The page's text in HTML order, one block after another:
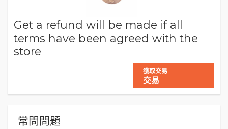
Get a refund will be made if all
terms have been agreed with the
store
獲取交易
交易
常問問題